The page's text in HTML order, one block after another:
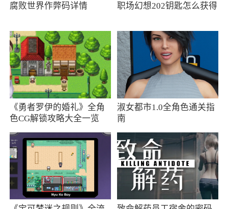
2、相对于暗区突围国际服Arena Breakout来
小，可以方便手机硬件不是很优质的玩家们使
用，内容玩法都是一样的，只是相对来说运行更
加流畅，速度没有那么卡
腐败世界作弊码详情 职场幻想202钥匙怎么获得
《勇者罗伊的婚礼》全角
色CG解锁攻略大全一览
淑女都市1.0全角色通关指
南